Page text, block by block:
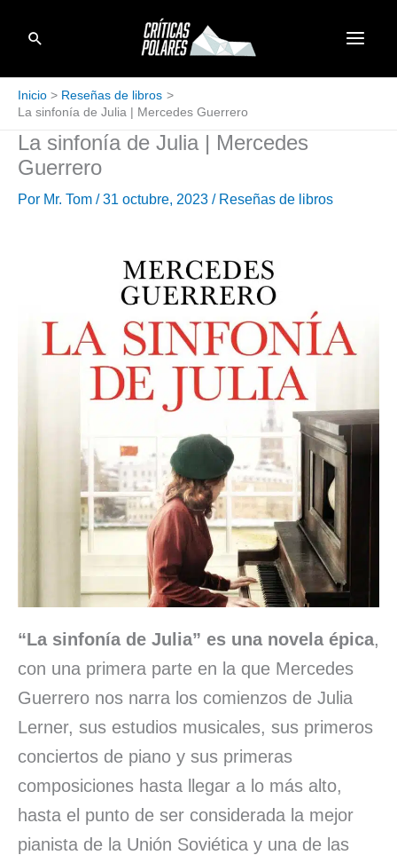
Buscar
Inicio
Reseñas de libros
La sinfonía de Julia | Mercedes Guerrero
La sinfonía de Julia | Mercedes
Guerrero
Por Mr. Tom /31 octubre, 2023 / Reseñas de libros
“La sinfonía de Julia” es una novela épica,
con una primera parte en la que Mercedes
Guerrero nos narra los comienzos de Julia
Lerner, sus estudios musicales, sus primeros
conciertos de piano y sus primeras
composiciones hasta llegar a lo más alto,
hasta el punto de ser considerada la mejor
pianista de la Unión Soviética y una de las